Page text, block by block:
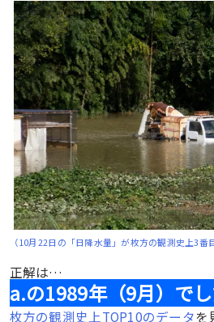
（10月22日の「日降水量」が枚方の観測史上3番
正解は…
a.の1989年（9月）でし
枚方の観測史上TOP10のデータを